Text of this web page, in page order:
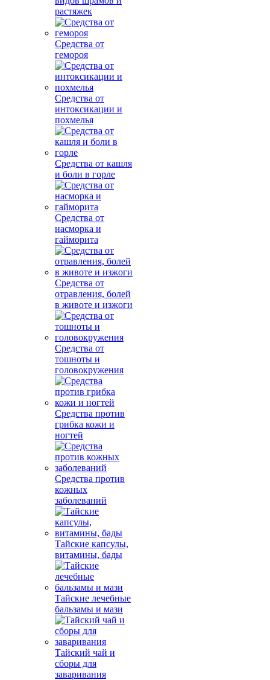
растяжек
Средства от
гемороя
Средства от
интоксикации и
похмелья
Средства от кашля
и боли в горле
Средства от
насморка и
гайморита
Средства от
отравления, болей
в животе и изжоги
Средства от
тошноты и
головокружения
Средства против
грибка кожи и
ногтей
Средства против
кожных
заболеваний
Тайские капсулы,
витамины, бады
Тайские лечебные
бальзамы и мази
Тайский чай и
сборы для
заваривания